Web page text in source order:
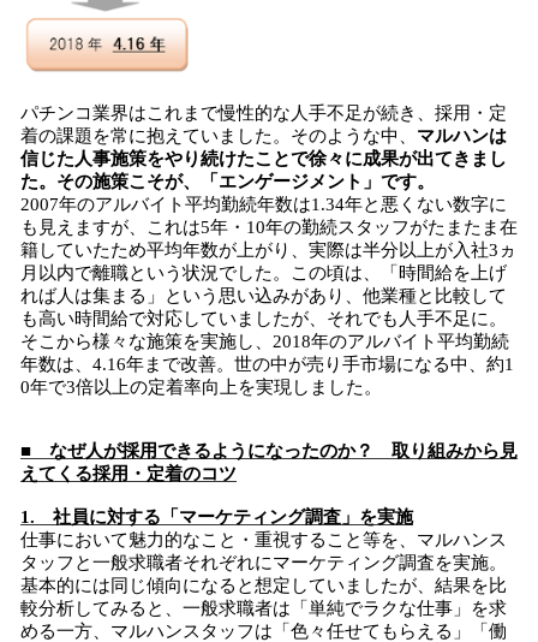
パチンコ業界はこれまで慢性的な人手不足が続き、採用・定
着の課題を常に抱えていました。そのような中、 マルハンは
信じた人事施策をやり続けたことで徐々に成果が出てきまし
た。その施策こそが、「エンゲージメント」です。
2007年のアルバイト平均勤続年数は1.34年と悪くない数字に
も見えますが、これは5年・10年の勤続スタッフがたまたま在
籍していたため平均年数が上がり、実際は半分以上が入社3ヵ
月以内で離職という状況でした。この頃は、「時間給を上げ
れば人は集まる」という思い込みがあり、他業種と比較して
も高い時間給で対応していましたが、それでも人手不足に。
そこから様々な施策を実施し、2018年のアルバイト平均勤続
年数は、4.16年まで改善。世の中が売り手市場になる中、約1
0年で3倍以上の定着率向上を実現しました。
■ なぜ人が採用できるようになったのか？ 取り組みから見
えてくる採用・定着のコツ
1. 社員に対する「マーケティング調査」を実施
仕事において魅力的なこと・重視すること等を、マルハンス
タッフと一般求職者それぞれにマーケティング調査を実施。
基本的には同じ傾向になると想定していましたが、結果を比
較分析してみると、一般求職者は「単純でラクな仕事」を求
める一方、マルハンスタッフは「色々任せてもらえる」「働